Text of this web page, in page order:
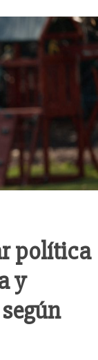
política
y